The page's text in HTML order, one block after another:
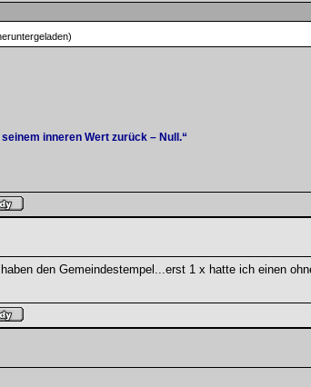
inneren Wert zurück – Null.“
den Gemeindestempel...erst 1 x hatte ich einen